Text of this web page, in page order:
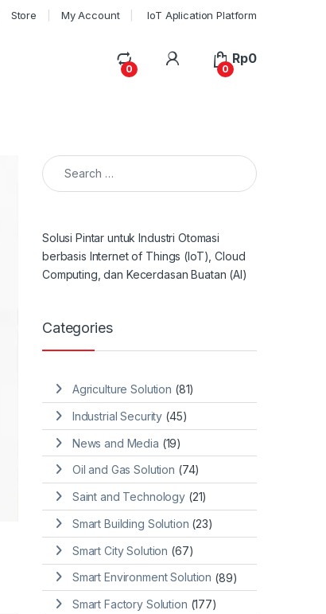
Store My Account IoT Aplication Platform
0
My Account
0
Rp0
Search for:
Solusi Pintar untuk Industri Otomasi
berbasis Internet of Things (IoT), Cloud
Computing, dan Kecerdasan Buatan (AI)
Categories
Agriculture Solution (81)
Industrial Security (45)
News and Media (19)
Oil and Gas Solution (74)
Saint and Technology (21)
Smart Building Solution (23)
Smart City Solution (67)
Smart Environment Solution (89)
Smart Factory Solution (177)